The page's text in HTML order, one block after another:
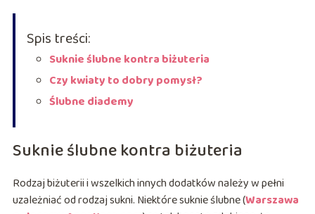
Spis treści:
Suknie ślubne kontra biżuteria
Czy kwiaty to dobry pomysł?
Ślubne diademy
Suknie ślubne kontra biżuteria
Rodzaj biżuterii i wszelkich innych dodatków należy w pełni
uzależniać od rodzaj sukni. Niektóre suknie ślubne (Warszawa